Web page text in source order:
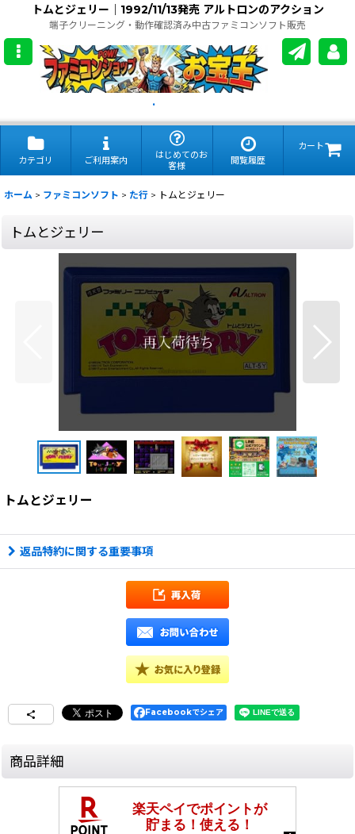
トムとジェリー｜1992/11/13発売 アルトロンのアクション
端子クリーニング・動作確認済み中古ファミコンソフト販売
.
カテゴリ ご利用案内
はじめてのお
客様
閲覧履歴
カート
ホーム > ファミコンソフト > た行 > トムとジェリー
トムとジェリー
トムとジェリー
返品特約に関する重要事項
Facebookでシェア
商品詳細